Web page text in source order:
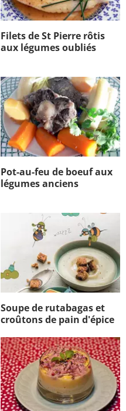
Filets de St Pierre rôtis
aux légumes oubliés
Pot-au-feu de boeuf aux
légumes anciens
Soupe de rutabagas et
croûtons de pain d'épice